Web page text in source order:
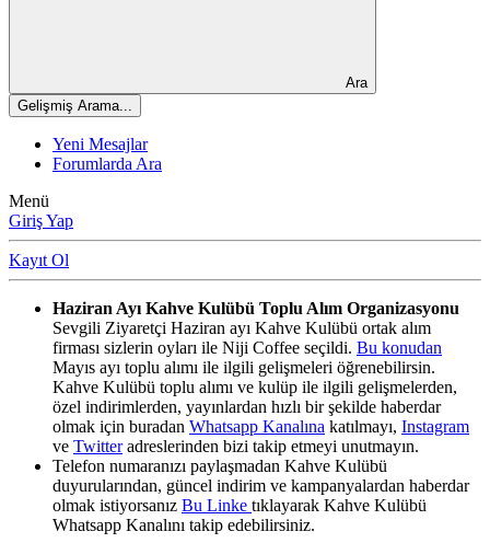
Ara
Gelişmiş Arama...
Yeni Mesajlar
Forumlarda Ara
Menü
Giriş Yap
Kayıt Ol
Haziran Ayı Kahve Kulübü Toplu Alım Organizasyonu
Sevgili Ziyaretçi Haziran ayı Kahve Kulübü ortak alım
firması sizlerin oyları ile Niji Coffee seçildi. Bu konudan
Mayıs ayı toplu alımı ile ilgili gelişmeleri öğrenebilirsin.
Kahve Kulübü toplu alımı ve kulüp ile ilgili gelişmelerden,
özel indirimlerden, yayınlardan hızlı bir şekilde haberdar
olmak için buradan Whatsapp Kanalına katılmayı, Instagram
ve Twitteradreslerinden bizi takip etmeyi unutmayın.
Telefon numaranızı paylaşmadan Kahve Kulübü
duyurularından, güncel indirim ve kampanyalardan haberdar
olmak istiyorsanız Bu Linke tıklayarak Kahve Kulübü
Whatsapp Kanalını takip edebilirsiniz.